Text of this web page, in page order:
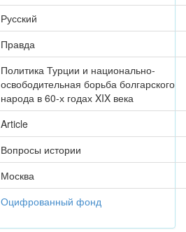
Русский
Правда
Политика Турции и национально-
освободительная борьба болгарского
народа в 60-х годах XIX века
Article
Вопросы истории
Москва
Оцифрованный фонд